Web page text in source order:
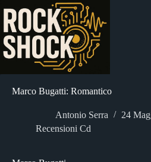
contenuto
Marco Bugatti: Romantico
Antonio Serra
24
Recensioni Cd